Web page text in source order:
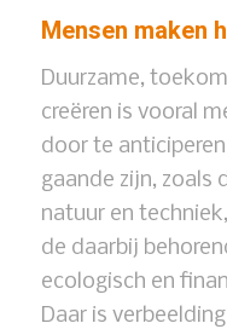
Mensen maken
Duurzame,
creëren is vooral
door te
gaande zijn, zoals
natuur en
de daarbij
ecologisch en
Daar is